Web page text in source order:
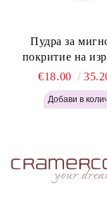
Пудра за
покритие на
корени Топло
Labor Pro Instant
Powder - Warm
€18.00